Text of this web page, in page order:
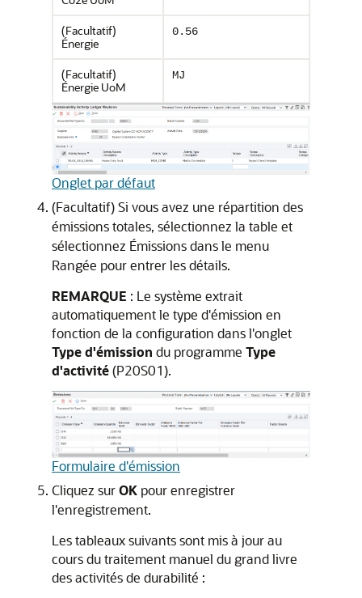
(Facultatif)
Énergie
0.56
(Facultatif)
Énergie UoM
MJ
Onglet par défaut
(Facultatif) Si vous avez une répartition des
émissions totales, sélectionnez la table et
sélectionnez Émissions dans le menu
Rangée pour entrer les détails.
REMARQUE : Le système extrait
automatiquement le type d'émission en
fonction de la configuration dans l'onglet
Type d'émission du programme Type
d'activité(P20S01).
Formulaire d'émission
Cliquez surOK pour enregistrer
l'enregistrement.
Les tableaux suivants sont mis à jour au
cours du traitement manuel du grand livre
des activités de durabilité :